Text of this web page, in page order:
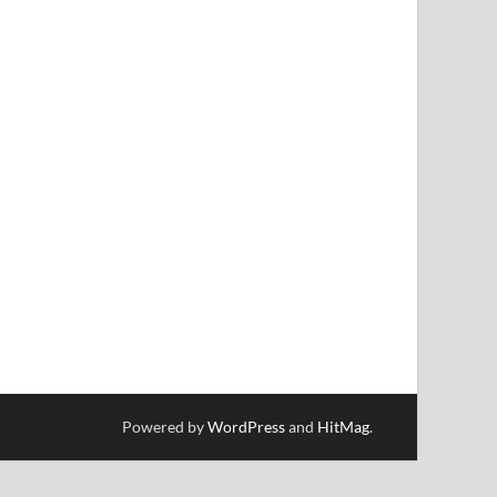
Powered byWordPressand HitMag.